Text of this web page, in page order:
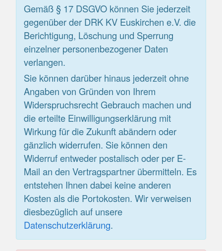
Gemäß § 17 DSGVO können Sie jederzeit
gegenüber der DRK KV Euskirchen e.V. die
Berichtigung, Löschung und Sperrung
einzelner personenbezogener Daten
verlangen.
Sie können darüber hinaus jederzeit ohne
Angaben von Gründen von Ihrem
Widerspruchsrecht Gebrauch machen und
die erteilte Einwilligungserklärung mit
Wirkung für die Zukunft abändern oder
gänzlich widerrufen. Sie können den
Widerruf entweder postalisch oder per E-
Mail an den Vertragspartner übermitteln. Es
entstehen Ihnen dabei keine anderen
Kosten als die Portokosten. Wir verweisen
diesbezüglich auf unsere
Datenschutzerklärung.